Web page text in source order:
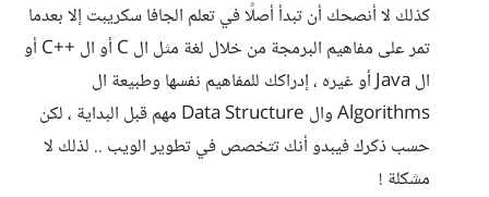
كذلك لا أنصحك أن تبدأ أصلًا في تعلم الجافا سكريبت إلا بعدما
تمر على مفاهيم البرمجة من خلال لغة مثل ال C أو ال ++C أو
ال Java أو غيره ، إدراكك للمفاهيم نفسها وطبيعة ال
Algorithms وال Data Structure مهم قبل البداية ، لكن
حسب ذكرك فيبدو أنك تتخصص في تطوير الويب .. لذلك لا
مشكلة !